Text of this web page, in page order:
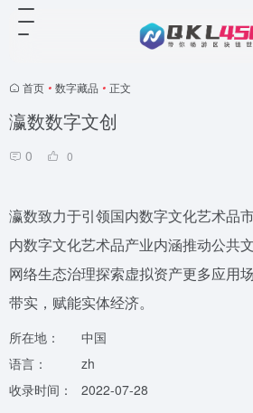
首页 • 数字藏品 • 正文
瀛数数字文创
0 0
瀛数致力于引领国内数字文化艺术品
内数字文化艺术品产业内涵推动公共
网络生态治理探索虚拟资产更多应用
带实，赋能实体经济。
所在地：
中国
语言：
zh
收录时间：
2022-07-28